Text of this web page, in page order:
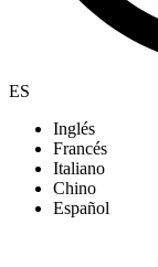
ES
Inglés
Francés
Italiano
Chino
Español